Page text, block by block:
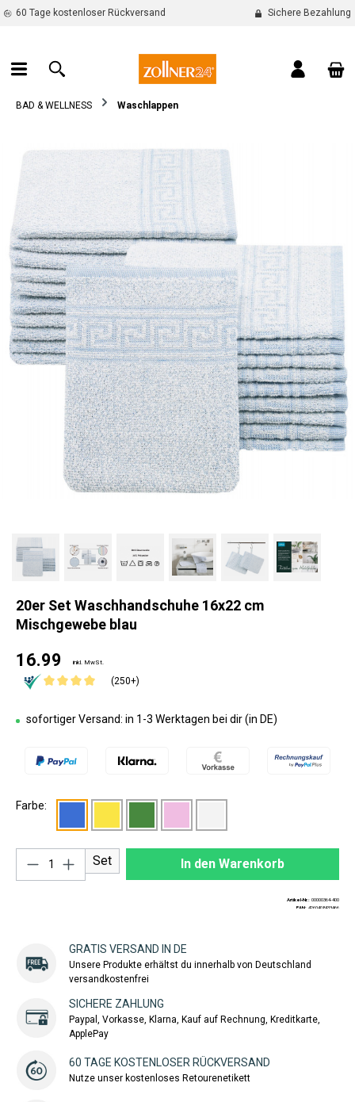
springen
60 Tage kostenloser Rückversand Sichere Bezahlung
BAD & WELLNESS Waschlappen
Bildergalerie überspringen
20er Set Waschhandschuhe 16x22 cm
Mischgewebe blau
16.99 inkl. MwSt.
(250+)
sofortiger Versand: in 1-3 Werktagen bei dir (in DE)
Farbe:
Produkt Anzahl: Gib den gewünschten
Set In den Warenkorb
Artikel-Nr.: 00000364-400
EAN: 4260408433466
GRATIS VERSAND IN DE
Unsere Produkte erhältst du innerhalb von Deutschland
versandkostenfrei
SICHERE ZAHLUNG
Paypal, Vorkasse, Klarna, Kauf auf Rechnung, Kreditkarte,
ApplePay
60 TAGE KOSTENLOSER RÜCKVERSAND
Nutze unser kostenloses Retourenetikett